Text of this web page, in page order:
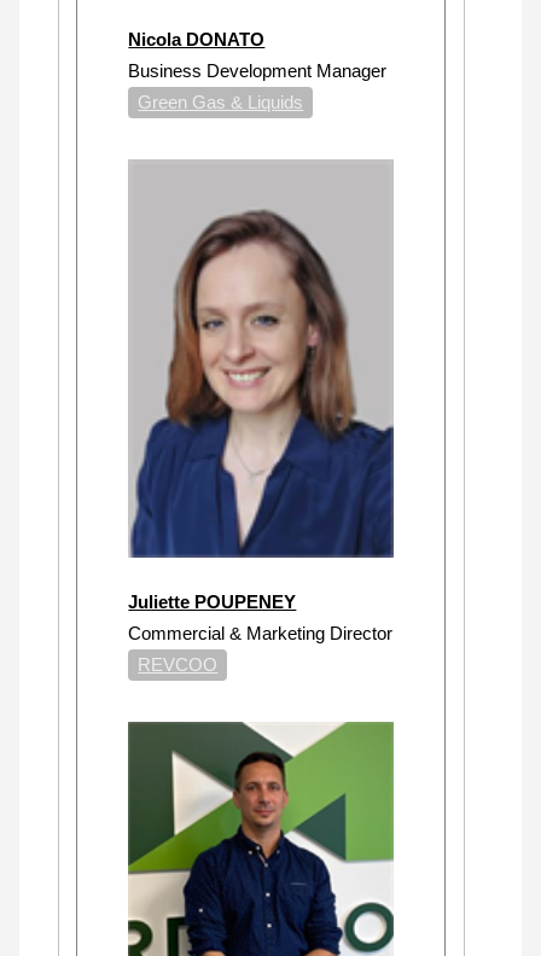
Nicola DONATO
Business Development Manager
Green Gas & Liquids
Juliette POUPENEY
Commercial & Marketing Director
REVCOO